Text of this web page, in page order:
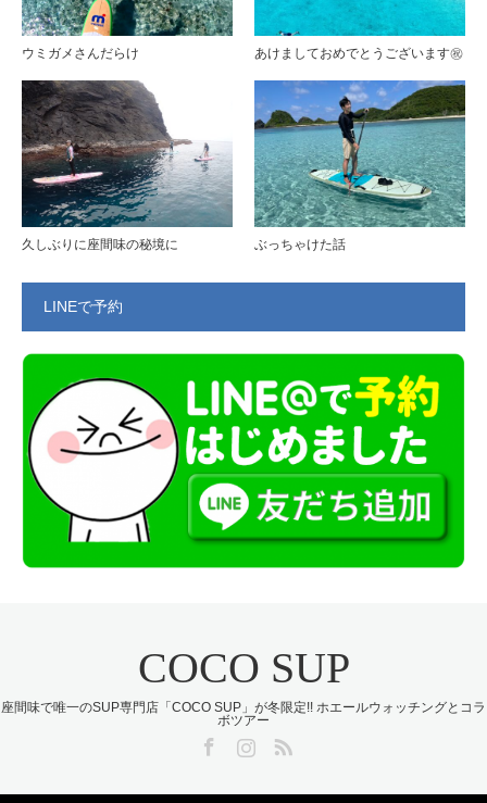
ウミガメさんだらけ あけましておめでとうございます㊗️
久しぶりに座間味の秘境に ぶっちゃけた話
LINEで予約
COCO SUP
座間味で唯一のSUP専門店「COCO SUP」が冬限定!! ホエールウォッチングとコラ
ボツアー